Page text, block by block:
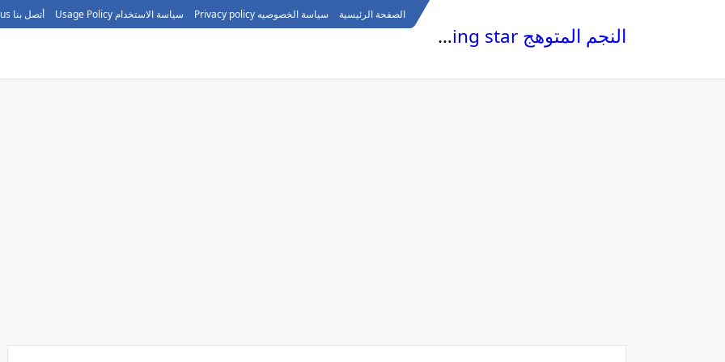
الصفحة الرئيسية سياسة الخصوصيه Privacy policy سياسة الاستخدام Usage Policy أتصل بنا call us
النجم المتوهج The glowing star